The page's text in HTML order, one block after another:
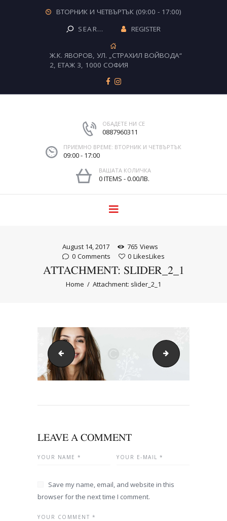
ВТОРНИК И ЧЕТВЪРТЪК (09:00 - 17:00)
REGISTER
Ж.К. ЯВОРОВ, УЛ. „СТРАХИЛ ВОЙВОДА“
2, ЕТАЖ 3, 1000 СОФИЯ
ОБАДЕТЕ НИ СЕ
0887960311
ПРИЕМНО ВРЕМЕ: ВТОРНИК И ЧЕТВЪРТЪК
09:00 - 17:00
ВАШАТА КОЛИЧКА
0 ITEMS -0.00ЛВ.
August 14, 2017 765 Views
0 Comments 0 LikesLikes
ATTACHMENT: SLIDER_2_1
Home Attachment: slider_2_1
slider_2_4 slider_point
LEAVE A COMMENT
Save my name, email, and website in this
browser for the next time I comment.